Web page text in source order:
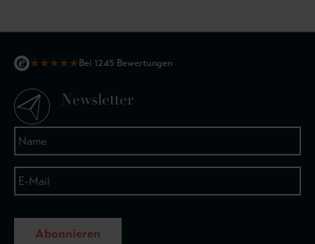
★★★★★Bei 1245 Bewertungen
Newsletter
Abonnieren